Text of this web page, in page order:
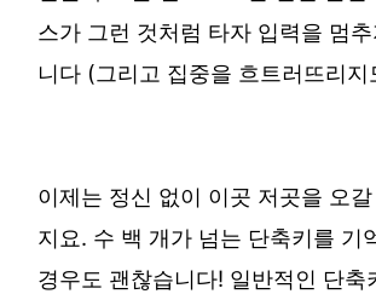
스가 그런 것처럼 타자 입력을 멈
니다 (그리고 집중을 흐트러뜨리지
이제는 정신 없이 이곳 저곳을 오
지요. 수 백 개가 넘는 단축키를 기
경우도 괜찮습니다! 일반적인 단축